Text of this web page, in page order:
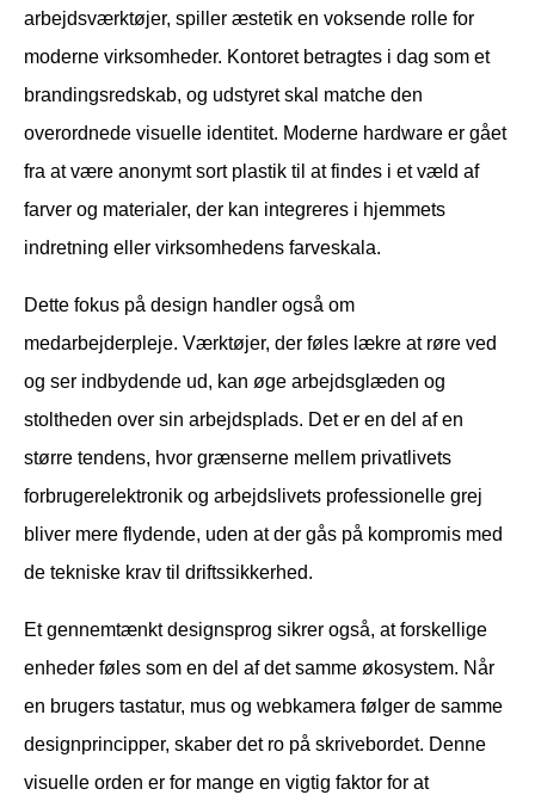
arbejdsværktøjer, spiller æstetik en voksende rolle for
moderne virksomheder. Kontoret betragtes i dag som et
brandingsredskab, og udstyret skal matche den
overordnede visuelle identitet. Moderne hardware er gået
fra at være anonymt sort plastik til at findes i et væld af
farver og materialer, der kan integreres i hjemmets
indretning eller virksomhedens farveskala.
Dette fokus på design handler også om
medarbejderpleje. Værktøjer, der føles lækre at røre ved
og ser indbydende ud, kan øge arbejdsglæden og
stoltheden over sin arbejdsplads. Det er en del af en
større tendens, hvor grænserne mellem privatlivets
forbrugerelektronik og arbejdslivets professionelle grej
bliver mere flydende, uden at der gås på kompromis med
de tekniske krav til driftssikkerhed.
Et gennemtænkt designsprog sikrer også, at forskellige
enheder føles som en del af det samme økosystem. Når
en brugers tastatur, mus og webkamera følger de samme
designprincipper, skaber det ro på skrivebordet. Denne
visuelle orden er for mange en vigtig faktor for at